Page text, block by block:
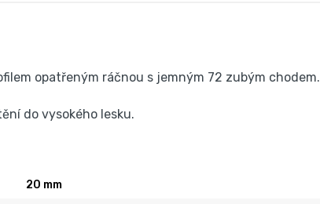
opatřeným ráčnou s jemným 72 zubým chodem.
do vysokého lesku.
20 mm